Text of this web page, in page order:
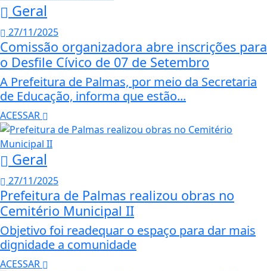
Geral
27/11/2025
Comissão organizadora abre inscrições para
o Desfile Cívico de 07 de Setembro
A Prefeitura de Palmas, por meio da Secretaria
de Educação, informa que estão...
ACESSAR
Geral
27/11/2025
Prefeitura de Palmas realizou obras no
Cemitério Municipal II
Objetivo foi readequar o espaço para dar mais
dignidade a comunidade
ACESSAR